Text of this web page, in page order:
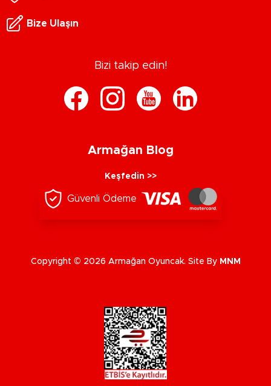
Bize Ulaşın
Bizi takip edin!
Armağan Blog
Keşfedin >>
Güvenli Ödeme
Copyright © 2026 Armağan Oyuncak. Site By MNM